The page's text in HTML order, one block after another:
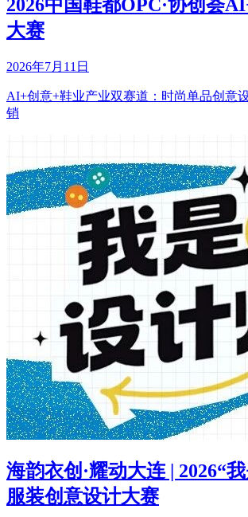
2026中国鞋都OPC·协创荟
大赛
2026年7月11日
AI+创意+鞋业产业双赛道：时尚单品创意
销
海韵衣创·耀动大连 | 2026“
服装创意设计大赛